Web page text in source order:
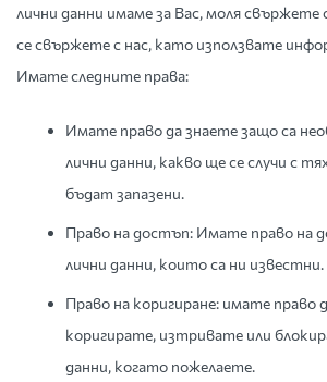
лични данни имаме за Вас, моля свържете
се свържете с нас, като използвате
Имате следните права:
Имате право да знаете защо са
лични данни, какво ще се случи с
бъдат запазени.
Право на достъп: Имате право на
лични данни, които са ни известни.
Право на коригиране: имате право
коригирате, изтривате или
данни, когато пожелаете.